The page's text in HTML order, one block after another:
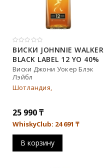
ВИСКИ JOHNNIE WALKER
BLACK LABEL 12 YO 40%
(1L)
Виски Джони Уокер Блэк
Лэйбл
Шотландия,
25 990₸
WhiskyClub: 24 691 ₸
В корзину